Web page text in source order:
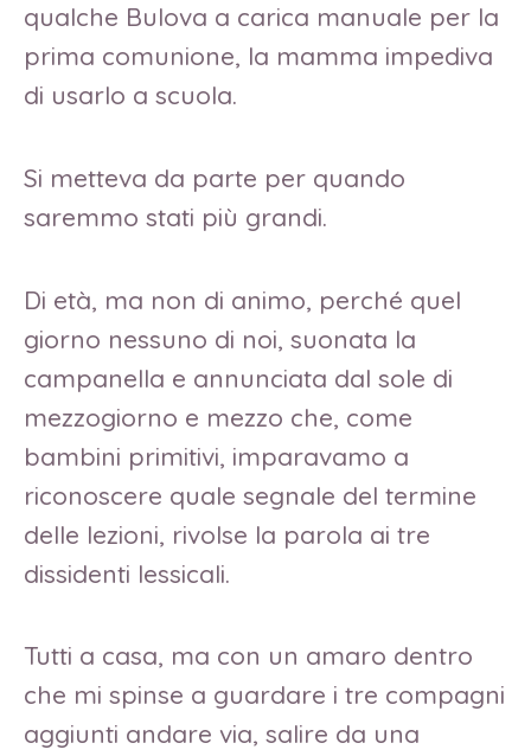
qualche Bulova a carica manuale per la
prima comunione, la mamma impediva
di usarlo a scuola.
Si metteva da parte per quando
saremmo stati più grandi.
Di età, ma non di animo, perché quel
giorno nessuno di noi, suonata la
campanella e annunciata dal sole di
mezzogiorno e mezzo che, come
bambini primitivi, imparavamo a
riconoscere quale segnale del termine
delle lezioni, rivolse la parola ai tre
dissidenti lessicali.
Tutti a casa, ma con un amaro dentro
che mi spinse a guardare i tre compagni
aggiunti andare via, salire da una